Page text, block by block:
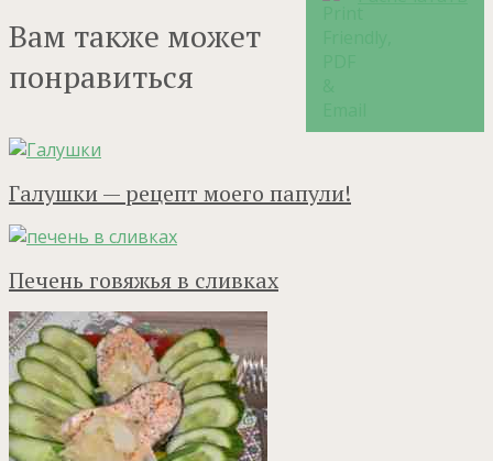
Вам также может
понравиться
Галушки — рецепт моего папули!
Печень говяжья в сливках